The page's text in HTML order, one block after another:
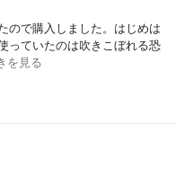
ので購入しました。はじめは
っていたのは吹きこぼれる恐
を見る